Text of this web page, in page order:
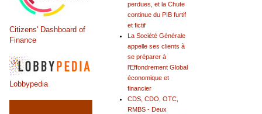
perdues, et la Chute
continue du PIB furtif
et fictif
La Société Générale
appelle ses clients à
se préparer à
l'Effondrement Global
économique et
financier
CDS, CDO, OTC,
RMBS - Deux
Citizens' Dashboard of
Finance
Lobbypedia